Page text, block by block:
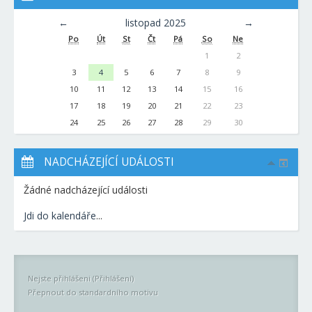
← listopad 2025 →
Po Út St Čt Pá So
Ne
1
2
3
4 5 6 7 8
9
10
11 12 13 14 15
16
17
18 19 20 21 22
23
24
25 26 27 28 29 30
NADCHÁZEJÍCÍ UDÁLOSTI
Žádné nadcházející události
Jdi do kalendáře...
Nejste přihlášeni (Přihlášení)
Přepnout do standardního motivu